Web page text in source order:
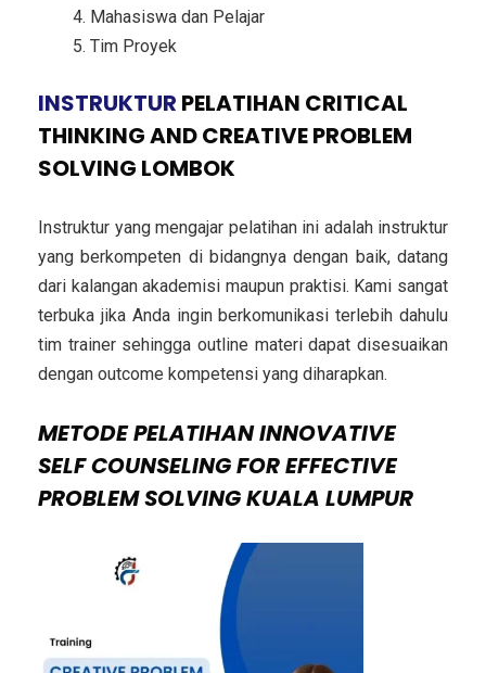
Mahasiswa dan Pelajar
Tim Proyek
INSTRUKTUR PELATIHAN CRITICAL
THINKING AND CREATIVE PROBLEM
SOLVING LOMBOK
Instruktur yang mengajar pelatihan ini adalah instruktur
yang berkompeten di bidangnya dengan baik, datang
dari kalangan akademisi maupun praktisi. Kami sangat
terbuka jika Anda ingin berkomunikasi terlebih dahulu
tim trainer sehingga outline materi dapat disesuaikan
dengan outcome kompetensi yang diharapkan.
METODEPELATIHAN INNOVATIVE
SELF COUNSELING FOR EFFECTIVE
PROBLEM SOLVING KUALA LUMPUR